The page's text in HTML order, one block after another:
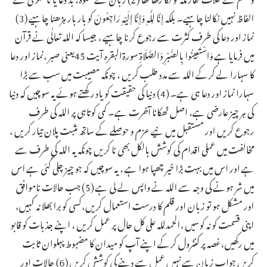
الفاظ نہیں نکالنا چاہیے۔ بلکہ إِنَّا لِلَّهِ وَإِنَّا إِلَيْهِ رَاجِعُونَ کو بار بار ہڑھنا چاہیے ـ(3)
نماز اور دعا کی طرف کثرت سے رجوع کرنا چاہیے ، جیسا کہ اللہ تعالٰی نے قرآن
میں فرمایا ہے وَاسْتَعِينُوا بِالصَّبْرِ وَالصَّلَاةِ سورۃالبقرہ آیت 45یعنی صبر ،نماز اور دعا
کا سہارا لے کرکے اللہ سے مدد طلب کریں ، چونکہ مصیبت میں سب سے بڑا
سہارا نماز اور دعا ہی ہے۔ (4) دنیا کی حقیقت کو یاد رکھتے ہوئے یہ سوچیں کہ دنیا
کی ہر چیز عارضی ہے، اصل ٹھکانا آخرت ہے۔ کمی کوتاہی پر اللہ کی طرف
رجوع کریں اور مستقبل میں نیے عزم و حوصلے کے ساتھ مثبت پلان تیار کریں ،
مخالفت میں عملی اقدام کی کوشش بالکل بھی نا کریں چونکہ یہ اللہ کی طرف سے
ہے اور اس میں بہت بڑا خیر چھپا ہوا ہے ، یہ سوچیں کہ جو چیز چلی گئی ہے اس
میں شر ہونے کی وجہ سے اللہ نے واپس لے لی ہے ـ(5) جب حالات ناموافق
اور مشکل ہو تو زبان اور قلم کا درست استعمال کریں،کسی کو برا بھلا نہ کہیں،
اپنی قسمت کو نہ کوسیں ،الحمدللہ علی کل حال پر عمل کریں ، اپنے جذبات کو قابو
میں رکھیں،غصہ پر کنٹرول کرکے اپنے آپ کو میدان کا مضبوط پہلوان ثابت
کریں جواب زبان سے نہیں عمل سے دینے کی کوشش کریں (6) حالات اور